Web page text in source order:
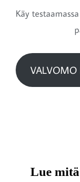
Käy
VALVOMO
Lue